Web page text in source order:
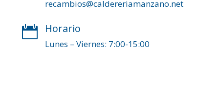
recambios@caldereriamanzano.net
 Horario
Lunes – Viernes: 7:00-15:00